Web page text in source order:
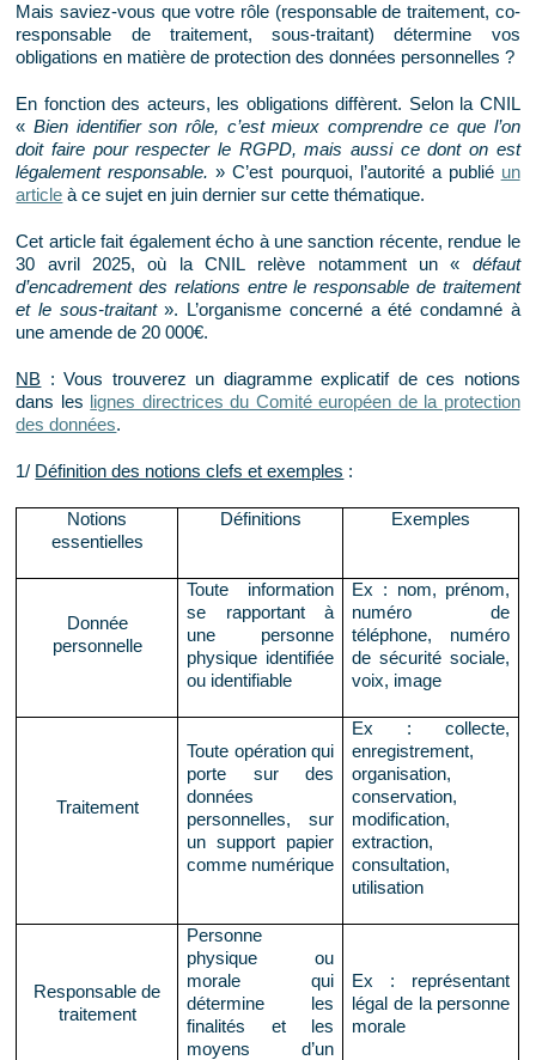
Mais saviez-vous que votre rôle (responsable de traitement, co-
responsable de traitement, sous-traitant) détermine vos
obligations en matière de protection des données personnelles ?
En fonction des acteurs, les obligations diffèrent. Selon la CNIL
«Bien identifier son rôle, c’est mieux comprendre ce que l’on
doit faire pour respecter le RGPD, mais aussi ce dont on est
légalement responsable. » C’est pourquoi, l’autorité a publié un
article à ce sujet en juin dernier sur cette thématique.
Cet article fait également écho à une sanction récente, rendue le
30 avril 2025, où la CNIL relève notamment un « défaut
d’encadrement des relations entre le responsable de traitement
et le sous-traitant». L’organisme concerné a été condamné à
une amende de 20 000€.
NB : Vous trouverez un diagramme explicatif de ces notions
dans les lignes directrices du Comité européen de la protection
des données.
1/ Définition des notions clefs et exemples :
Notions
essentielles
Définitions Exemples
Donnée
personnelle
Toute information
se rapportant à
une personne
physique identifiée
ou identifiable
Ex : nom, prénom,
numéro de
téléphone, numéro
de sécurité sociale,
voix, image
Traitement
Toute opération qui
porte sur des
données
personnelles, sur
un support papier
comme numérique
Ex : collecte,
enregistrement,
organisation,
conservation,
modification,
extraction,
consultation,
utilisation
Responsable de
traitement
Personne
physique ou
morale qui
détermine les
finalités et les
moyens d’un
Ex : représentant
légal de la personne
morale